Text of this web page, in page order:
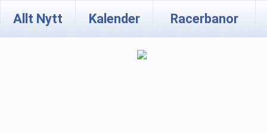
Allt Nytt Kalender Racerbanor